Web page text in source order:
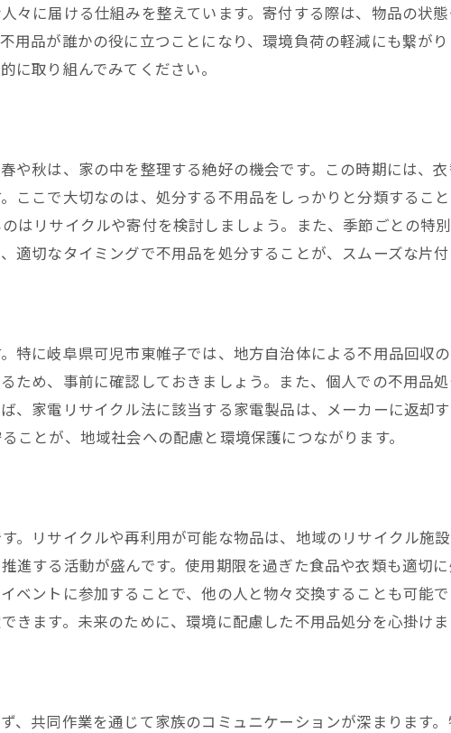
分方法
限管理の手法
用品買取サービスを活用する方法
スの活用法
ための準備
いを理解する
見積もりの手順
分の実際のプロセス
限に活用するためのアドバイス
品をスムーズにリサイクルするには
とその分別法
ントを利用する
の連携方法
具やアプリの紹介
々に届ける仕組みを整えています。寄付する際は、物品の状
用品が誰かの役に立つことになり、環境負荷の軽減にも繋が
に取り組んでみてください。
秋は、家の中を整理する絶好の機会です。この時期には、
ここで大切なのは、処分する不用品をしっかりと分類するこ
はリサイクルや寄付を検討しましょう。また、季節ごとの特
切なタイミングで不用品を処分することが、スムーズな片付
特に岐阜県可児市東帷子では、地方自治体による不用品回収
ため、事前に確認しておきましょう。また、個人での不用品
、家電リサイクル法に該当する家電製品は、メーカーに返却
とが、地域社会への配慮と環境保護につながります。
。リサイクルや再利用が可能な物品は、地域のリサイクル施
進する活動が盛んです。使用期限を過ぎた食品や衣類も適切
ントに参加することで、他の人と物々交換することも可能
ます。未来のために、環境に配慮した不用品処分を心掛けま
、共同作業を通じて家族のコミュニケーションが深まります